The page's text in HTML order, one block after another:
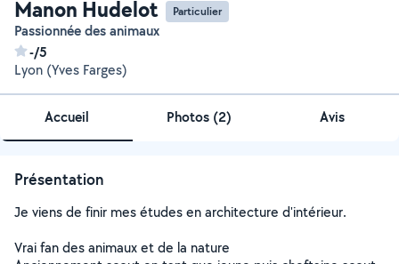
Manon Hudelot Particulier
Passionnée des animaux
-/5
Lyon (Yves Farges)
Accueil Photos (2) Avis
Présentation
Je viens de finir mes études en architecture d'intérieur.
Vrai fan des animaux et de la nature